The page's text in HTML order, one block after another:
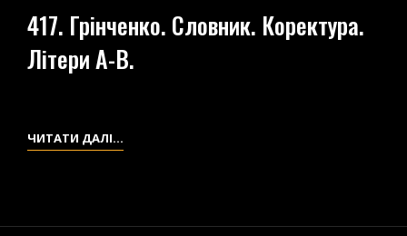
417. Грінченко. Словник. Коректура.
Літери А-В.
ЧИТАТИ ДАЛІ…
ЛІТЕРИ